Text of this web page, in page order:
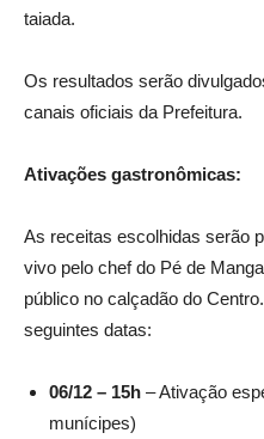
taiada.
Os resultados serão
canais oficiais da Prefeitura.
Ativações gastronômicas:
As receitas escolhidas serão
vivo pelo chef do Pé de
público no calçadão do
seguintes datas:
06/12 – 15h – Ativação
munícipes)